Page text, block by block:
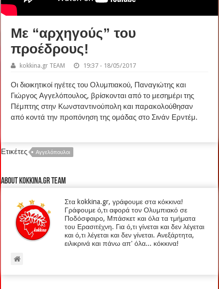
Με “αρχηγούς” του
προέδρους!
kokkina.gr TEAM 19:37 - 18/05/2017
Οι διοικητικοί ηγέτες του Ολυμπιακού, Παναγιώτης και
Γιώργος Αγγελόπουλος, βρίσκονται από το μεσημέρι της
Πέμπτης στην Κωνσταντινούπολη και παρακολούθησαν
από κοντά την προπόνηση της ομάδας στο Σινάν Ερντέμ.
Ετικέτες Αγγελόπουλοι
About kokkina.gr TEAM
Στα kokkina.gr, γράφουμε στα κόκκινα!
Γράφουμε ό,τι αφορά τον Ολυμπιακό σε
Ποδόσφαιρο, Μπάσκετ και όλα τα τμήματα
του Ερασιτέχνη. Για ό,τι γίνεται και δεν λέγεται
και ό,τι λέγεται και δεν γίνεται. Ανεξάρτητα,
ειλικρινά και πάνω απ' όλα... κόκκινα!